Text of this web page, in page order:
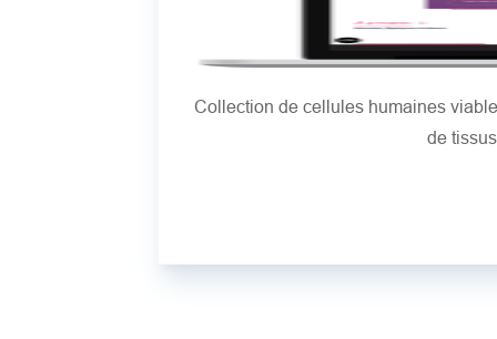
Collection de cellules humaines
de